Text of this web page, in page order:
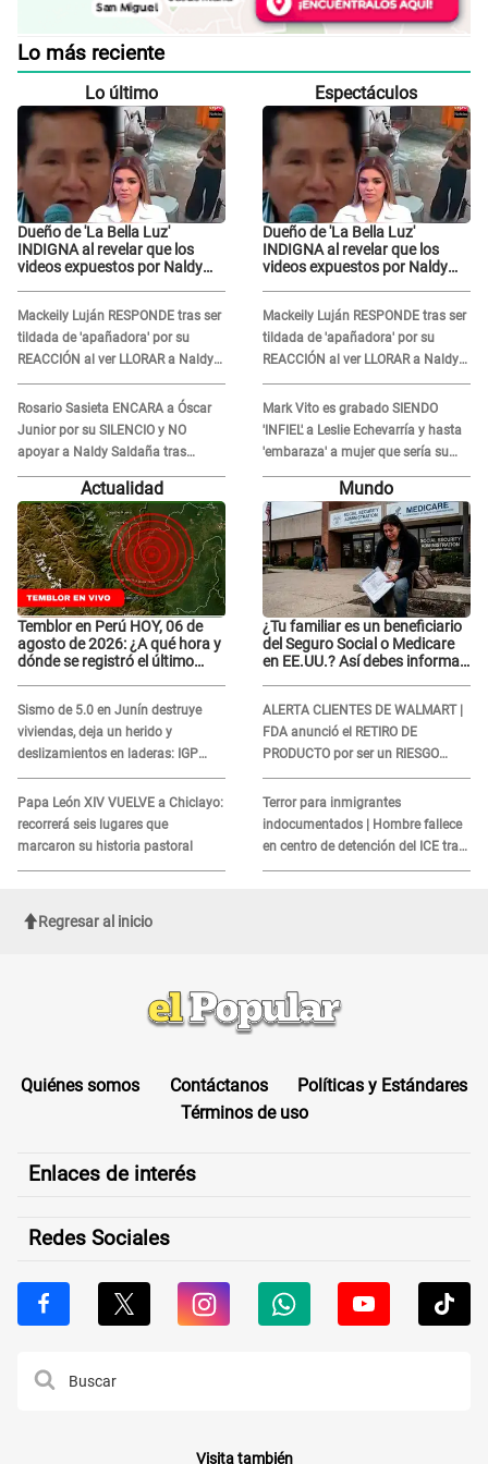
Lo más reciente
Lo último
Dueño de 'La Bella Luz'
INDIGNA al revelar que los
videos expuestos por Naldy
visitas..."
Mackeily Luján RESPONDE tras ser
tildada de 'apañadora' por su
REACCIÓN al ver LLORAR a Naldy
Saldaña tras acoso: "No sabía la
magnitud"
Rosario Sasieta ENCARA a Óscar
Junior por su SILENCIO y NO
apoyar a Naldy Saldaña tras
denuncia en 'La Bella Luz': "¿Te
comieron la lengua?"
Espectáculos
Dueño de 'La Bella Luz'
INDIGNA al revelar que los
videos expuestos por Naldy
visitas..."
Mackeily Luján RESPONDE tras ser
tildada de 'apañadora' por su
REACCIÓN al ver LLORAR a Naldy
Saldaña tras acoso: "No sabía la
magnitud"
Mark Vito es grabado SIENDO
'INFIEL' a Leslie Echevarría y hasta
'embaraza' a mujer que sería su
AMANTE: "¡Eres un desgraciado! "
Actualidad
Temblor en Perú HOY, 06 de
agosto de 2026: ¿A qué hora y
dónde se registró el último
Sismo de 5.0 en Junín destruye
viviendas, deja un herido y
deslizamientos en laderas: IGP
alerta sobre posibles réplicas
Papa León XIV VUELVE a Chiclayo:
recorrerá seis lugares que
marcaron su historia pastoral
Mundo
¿Tu familiar es un beneficiario
del Seguro Social o Medicare
en EE.UU.? Así debes informar
ALERTA CLIENTES DE WALMART |
FDA anunció el RETIRO DE
PRODUCTO por ser un RIESGO
MORTAL para consumidores: ¿Cuál
es?
Terror para inmigrantes
indocumentados | Hombre fallece
en centro de detención del ICE tras
sufrir una "emergencia médica"
Regresar al inicio
Quiénes somos Contáctanos
Políticas y Estándares
Términos de uso
Enlaces de interés
Redes Sociales
Visita también